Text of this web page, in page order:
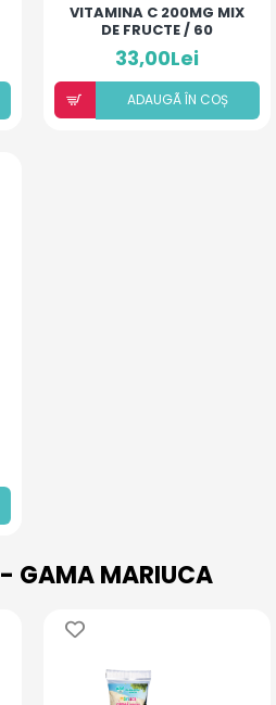
VITAMINA C 200MG MIX
DE FRUCTE / 60
COMPRIMATE
33,00Lei
ADAUGÃ ÎN COȘ
- GAMA MARIUCA